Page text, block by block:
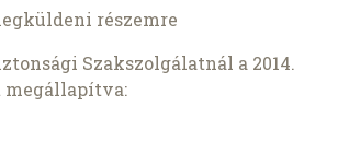
részemre
Szakszolgálatnál a 2014.